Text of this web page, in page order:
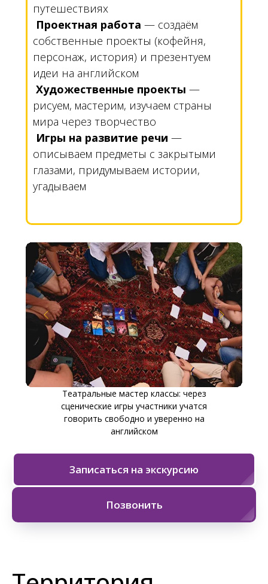
путешествиях
Проектная работа — создаём
собственные проекты (кофейня,
персонаж, история) и презентуем
идеи на английском
Художественные проекты —
рисуем, мастерим, изучаем страны
мира через творчество
Игры на развитие речи —
описываем предметы с закрытыми
глазами, придумываем истории,
угадываем
Система мотивации — дети
зарабатывают баллы и обменивают их
на подарки
Записаться на экскурсию
Позвонить